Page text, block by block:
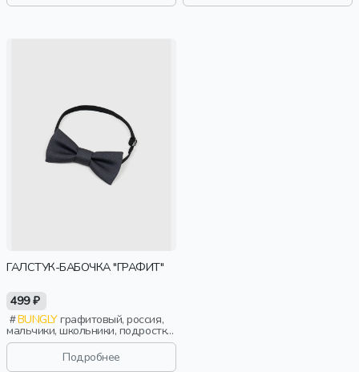
ГАЛСТУК-БАБОЧКА "ГРАФИТ"
499 ₽
BUNGLYграфитовый, россия,
мальчики, школьники, подростки,
дети
Подробнее